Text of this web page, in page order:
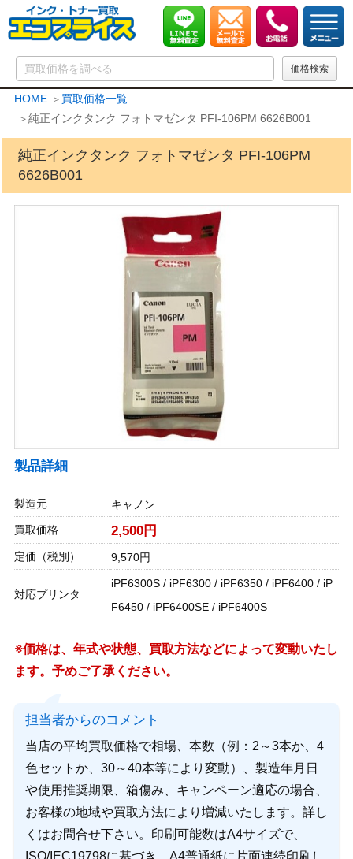
HOME
買取価格一覧
純正インクタンク フォトマゼンタ PFI-106PM 6626B001
純正インクタンク フォトマゼンタ PFI-106PM
6626B001
製品詳細
製造元
キャノン
買取価格
2,500円
定価（税別） 9,570円
対応プリンタ
iPF6300S / iPF6300 / iPF6350 / iPF6400 / iP
F6450 / iPF6400SE / iPF6400S
※価格は、年式や状態、買取方法などによって変動いたし
ます。予めご了承ください。
担当者からのコメント
当店の平均買取価格で相場、本数（例：2～3本か、4
色セットか、30～40本等により変動）、製造年月日
や使用推奨期限、箱傷み、キャンペーン適応の場合、
お客様の地域や買取方法により増減いたします。詳し
くはお問合せ下さい。印刷可能数はA4サイズで、
ISO/IEC19798に基づき、A4普通紙に片面連続印刷し